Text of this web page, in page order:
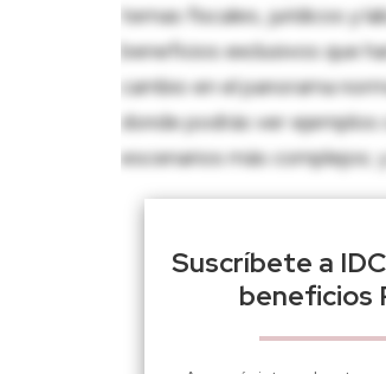
temas fiscales, jurídicos y
beneficios exclusivos que
cambio en el panorama
donde podrás ver ejemplos
escenarios más complejos;
Suscríbete a
beneficios